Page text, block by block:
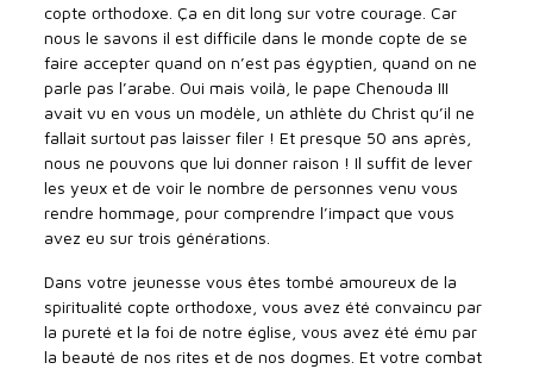
copte orthodoxe. Ça en dit long sur votre courage. Car
nous le savons il est difficile dans le monde copte de se
faire accepter quand on n’est pas égyptien, quand on ne
parle pas l’arabe. Oui mais voilà, le pape Chenouda III
avait vu en vous un modèle, un athlète du Christ qu’il ne
fallait surtout pas laisser filer ! Et presque 50 ans après,
nous ne pouvons que lui donner raison ! Il suffit de lever
les yeux et de voir le nombre de personnes venu vous
rendre hommage, pour comprendre l’impact que vous
avez eu sur trois générations.
Dans votre jeunesse vous êtes tombé amoureux de la
spiritualité copte orthodoxe, vous avez été convaincu par
la pureté et la foi de notre église, vous avez été ému par
la beauté de nos rites et de nos dogmes. Et votre combat